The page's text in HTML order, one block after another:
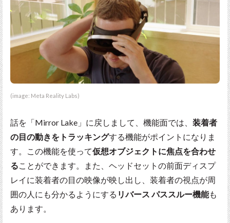
(image: Meta Reality Labs)
話を「Mirror Lake」に戻しまして、機能面では、 装着者
の目の動きをトラッキングする機能がポイントになりま
す。この機能を使って仮想オブジェクトに焦点を合わせ
る ことができます。また、ヘッドセットの前面ディスプ
レイに装着者の目の映像が映し出し、装着者の視点が周
囲の人にも分かるようにする リバース パススルー機能も
あります。